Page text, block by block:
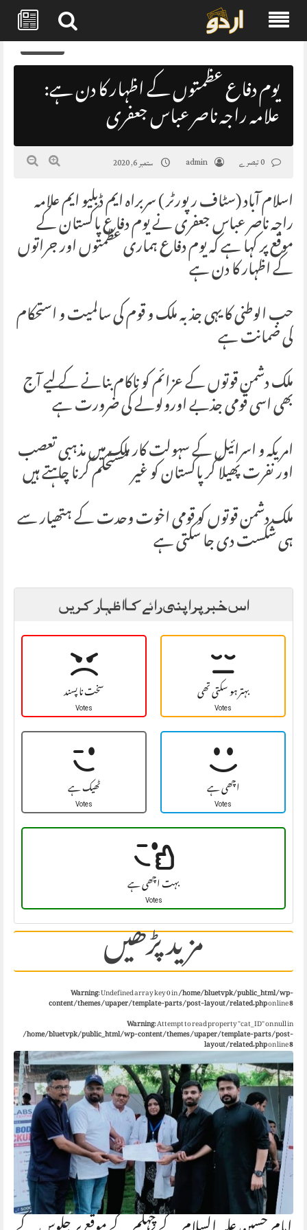
Skip
content
0
یوم دفاع عظمتوں کے اظہار کا دن ہے:
علامہ راجہ ناصر عباس جعفری
admin ستمبر 6, 2020
اسلام آباد (سٹاف رپورٹر ) سربراہ ایم ڈبلیو ایم علامہ
راجہ ناصر عباس جعفری نے یوم دفاع پاکستان کے
موقع پر کہا ہے کہ یوم دفاع ہماری عظمتوں اور جراتوں
کے اظہار کا دن ہے
حب الوطنی کا یہی جذبہ ملک و قوم کی سالمیت و استحکام
کی ضمانت ہے
ملک دشمن قوتوں کے عزائم کو ناکام بنانے کے لیے آج
بھی اسی قومی جذبے اورولولے کی ضرورت ہے
امریکہ و اسرائیل کے سہولت کار ملک میں مذہبی تعصب
اور نفرت پھیلا کر پاکستان کو غیر مستحکم کرنا چاہتے ہیں
ملک دشمن قوتوں کو قومی اخوت وحدت کے ہتھیار سے
ہی شکست دی جا سکتی ہے
اس خبر پر اپنی رائے کا اظہار کریں
سخت نا پسند
Votes بہتر ہو سکتی تھی
Votes
ٹھیک ہے
Votes اچھی ہے
Votes
بہت اچھی ہے
Votes
مزید پڑھیں Warning: Undefined array key 0 in/home/bluetvpk/public_html/wp-
content/themes/upaper/template-parts/post-layout/related.phpon line8
Warning: Attempt to read property "cat_ID" on null in
/home/bluetvpk/public_html/wp-content/themes/upaper/template-parts/post-
layout/related.phpon line8